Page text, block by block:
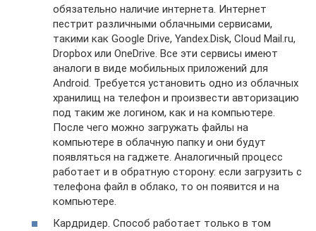
обязательно наличие интернета. Интернет
пестрит различными облачными сервисами,
такими как Google Drive, Yandex.Disk, Cloud Mail.ru,
Dropbox или OneDrive. Все эти сервисы имеют
аналоги в виде мобильных приложений для
Android. Требуется установить одно из облачных
хранилищ на телефон и произвести авторизацию
под таким же логином, как и на компьютере.
После чего можно загружать файлы на
компьютере в облачную папку и они будут
появляться на гаджете. Аналогичный процесс
работает и в обратную сторону: если загрузить с
телефона файл в облако, то он появится и на
компьютере.
Кардридер. Способ работает только в том